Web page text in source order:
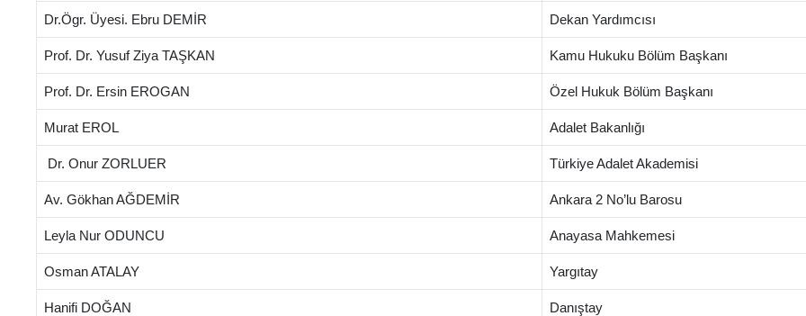
Dr.Ögr. Üyesi. Ebru DEMİR Dekan Yardımcısı
Prof. Dr. Yusuf Ziya TAŞKAN Kamu Hukuku Bölüm Başkanı
Prof. Dr. Ersin EROGAN Özel Hukuk Bölüm Başkanı
Murat EROL Adalet Bakanlığı
Dr. Onur ZORLUER Türkiye Adalet Akademisi
Av. Gökhan AĞDEMİR Ankara 2 No’lu Barosu
Leyla Nur ODUNCU Anayasa Mahkemesi
Osman ATALAY Yargıtay
Hanifi DOĞAN Danıştay